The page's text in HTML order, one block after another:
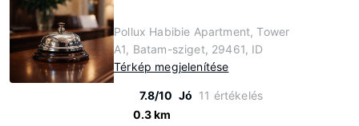
Pollux Habibie Apartment, Tower
A1, Batam-sziget, 29461, ID
Térkép megjelenítése
7.8/10 Jó 11 értékelés
0.3 km